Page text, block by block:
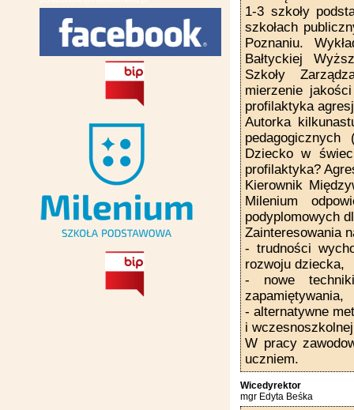
1-3 szkoły
szkołach
Poznaniu.
Bałtyckiej
Szkoły
mierzenie
profilaktyka
Autorka
Dziecko w
profilaktyka?
Kierownik
Milenium
podyplomowych
Zainteresowania
- trudności
rozwoju dziecka,
- nowe
zapamiętywania,
- alternatywne
i
W pracy
uczniem.
Wicedyrektor
mgr Edyta Beśka